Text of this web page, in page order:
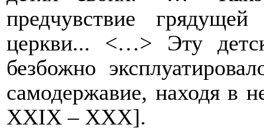
предчувствие
церкви... <…> Эту
безбожно
самодержавие, находя в
XXIX – XXX].